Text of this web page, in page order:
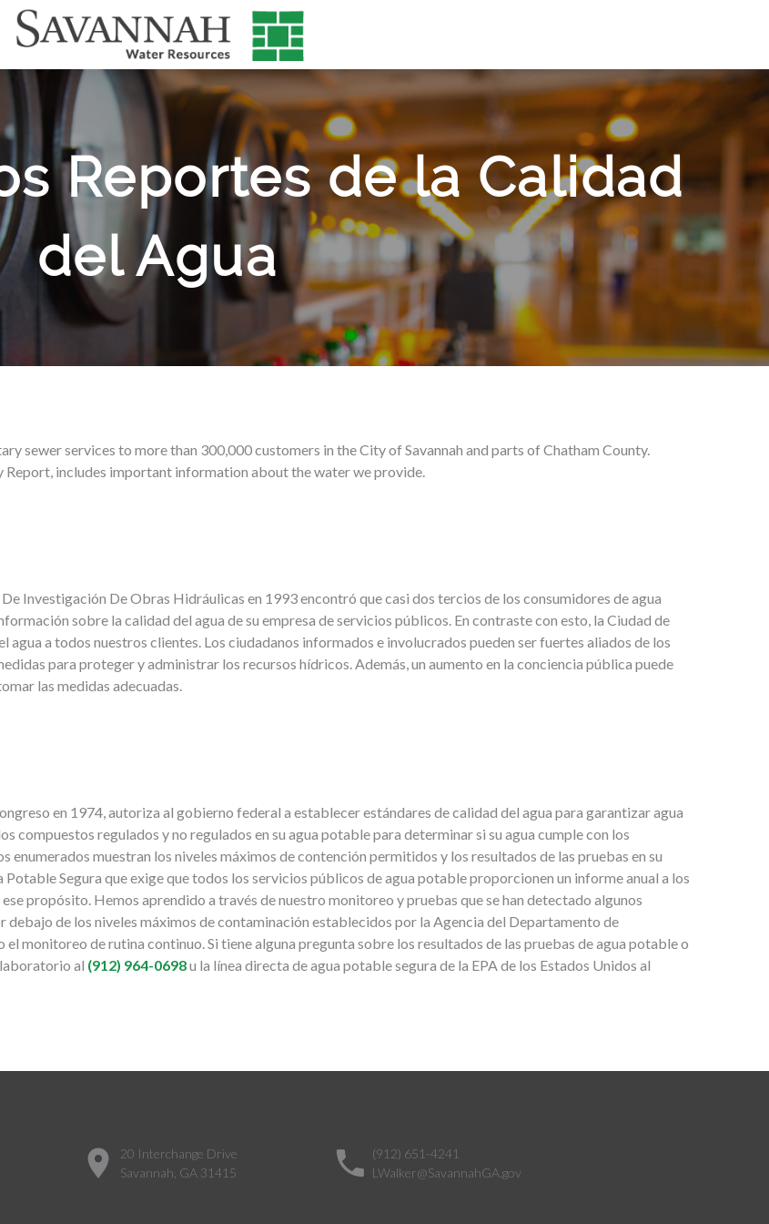
Reportes de la Calidad
del Agua
sewer services to more than 300,000 customers in the City of Savannah and parts of Chatham County.
includes important information about the water we provide.
Investigación De Obras Hidráulicas en 1993 encontró que casi dos tercios de los consumidores de agua
sobre la calidad del agua de su empresa de servicios públicos. En contraste con esto, la Ciudad de
agua a todos nuestros clientes. Los ciudadanos informados e involucrados pueden ser fuertes aliados de los
para proteger y administrar los recursos hídricos. Además, un aumento en la conciencia pública puede
las medidas adecuadas.
en 1974, autoriza al gobierno federal a establecer estándares de calidad del agua para garantizar agua
compuestos regulados y no regulados en su agua potable para determinar si su agua cumple con los
enumerados muestran los niveles máximos de contención permitidos y los resultados de las pruebas en su
Potable Segura que exige que todos los servicios públicos de agua potable proporcionen un informe anual a los
propósito. Hemos aprendido a través de nuestro monitoreo y pruebas que se han detectado algunos
debajo de los niveles máximos de contaminación establecidos por la Agencia del Departamento de
monitoreo de rutina continuo. Si tiene alguna pregunta sobre los resultados de las pruebas de agua potable o
al (912) 964-0698u la línea directa de agua potable segura de la EPA de los Estados Unidos al
20 Interchange Drive
Savannah, GA 31415
(912) 651-4241
LWalker@SavannahGA.gov